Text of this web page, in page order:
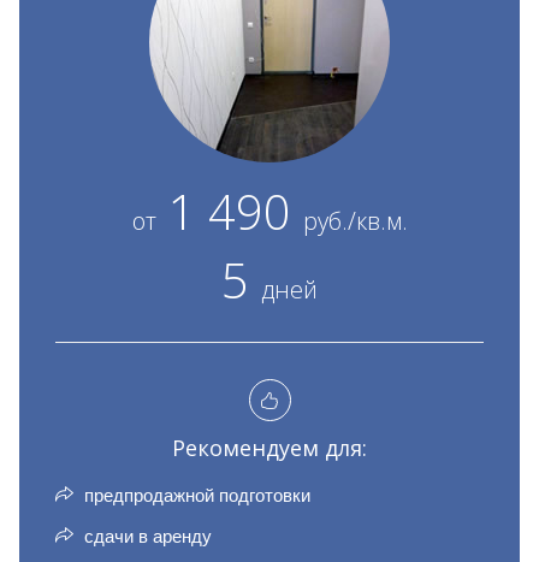
от1 490 руб./кв.м.
5 дней
Рекомендуем для:
предпродажной подготовки
сдачи в аренду